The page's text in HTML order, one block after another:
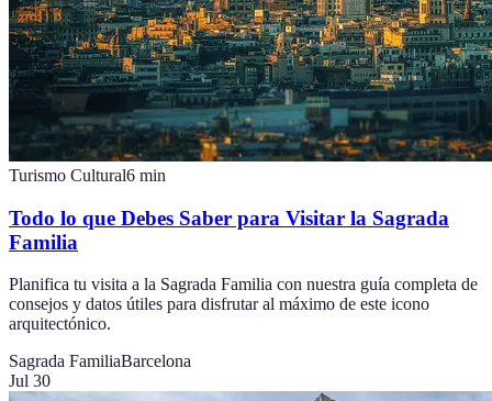
Turismo Cultural6 min
Todo lo que Debes Saber para Visitar la Sagrada
Familia
Planifica tu visita a la Sagrada Familia con nuestra guía completa de
consejos y datos útiles para disfrutar al máximo de este icono
arquitectónico.
Sagrada FamiliaBarcelona
Jul 30